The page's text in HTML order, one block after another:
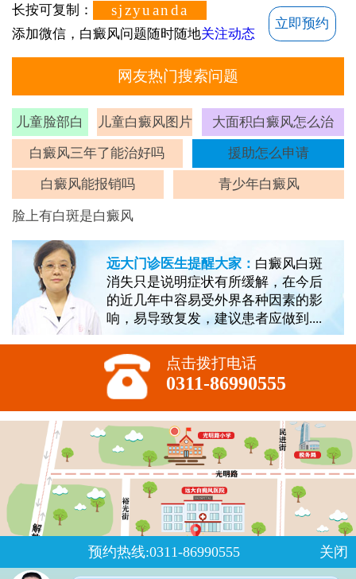
长按可复制： sjzyuanda
添加微信，白癜风问题随时随地关注动态
立即预约
网友热门搜索问题
儿童脸部白
斑
儿童白癜风图片 大面积白癜风怎么治
白癜风三年了能治好吗 援助怎么申请
白癜风能报销吗 青少年白癜风
脸上有白斑是白癜风
远大门诊医生提醒大家： 白癜风白斑
消失只是说明症状有所缓解，在今后
的近几年中容易受外界各种因素的影
响，易导致复发，建议患者应做到....
点击拨打电话
0311-86990555
预约热线:0311-86990555 关闭